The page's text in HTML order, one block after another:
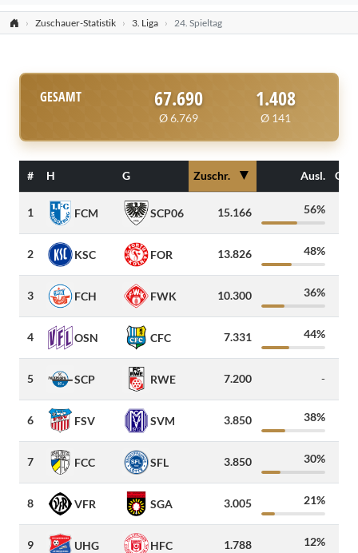
Zuschauer-Statistik 3. Liga 24. Spieltag
GESAMT 67.690
Ø 6.769
1.408
Ø 141
# H G Zuschr. ▼ Ausl.
1 FCM SCP06 15.166 56%
2 KSC FOR 13.826 48%
3 FCH FWK 10.300 36%
4 OSN CFC 7.331 44%
5 SCP RWE 7.200 -
6 FSV SVM 3.850 38%
7 FCC SFL 3.850 30%
8 VFR SGA 3.005 21%
9 UHG HFC 1.788 12%